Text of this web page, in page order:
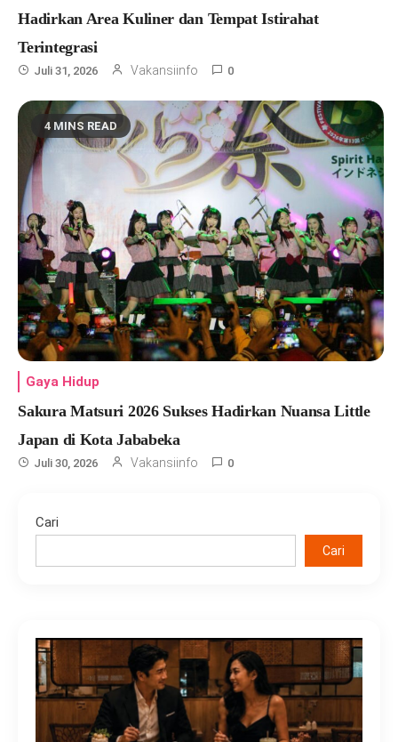
Hadirkan Area Kuliner dan Tempat Istirahat
Terintegrasi
Juli 31, 2026 Vakansiinfo 0
4 MINS READ
Gaya Hidup
Sakura Matsuri 2026 Sukses Hadirkan Nuansa Little
Japan di Kota Jababeka
Juli 30, 2026 Vakansiinfo 0
Cari
Cari